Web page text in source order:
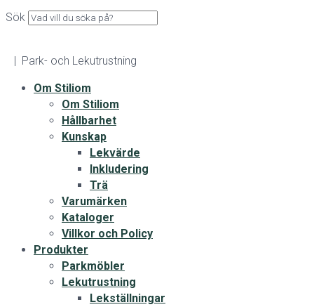
Sök
| Park- och Lekutrustning
Om Stiliom
Om Stiliom
Hållbarhet
Kunskap
Lekvärde
Inkludering
Trä
Varumärken
Kataloger
Villkor och Policy
Produkter
Parkmöbler
Lekutrustning
Lekställningar